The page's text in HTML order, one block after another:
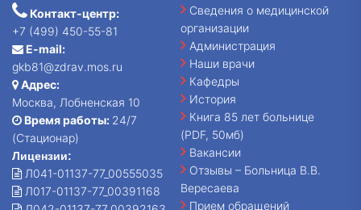
Контакт-центр:
+7 (499) 450-55-81
E-mail:
gkb81@zdrav.mos.ru
Адрес:
Москва, Лобненская 10
Время работы: 24/7
(Стационар)
Лицензии:
Л041-01137-77_00555035
Л017-01137-77_00391168
Сведения о медицинской
организации
Администрация
Наши врачи
Кафедры
История
Книга 85 лет больнице
(PDF, 50мб)
Вакансии
Отзывы – Больница В.В.
Вересаева
Прием обращений